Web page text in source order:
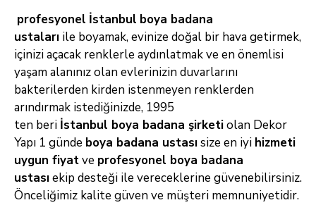
profesyonel İstanbul boya badana
ustaları ile boyamak, evinize doğal bir hava getirmek,
içinizi açacak renklerle aydınlatmak ve en önemlisi
yaşamalanınız olan evlerinizin duvarlarını
bakterilerden kirden istenmeyen renklerden
arındırmak istediğinizde, 1995
ten beri İstanbul boya badana şirketiolan Dekor
Yapı 1 günde boya badana ustasısize en iyi hizmeti
uygun fiyatve profesyonel boya badana
ustasıekip desteği ile vereceklerine güvenebilirsiniz.
Önceliğimiz kalite güven ve müşteri memnuniyetidir.